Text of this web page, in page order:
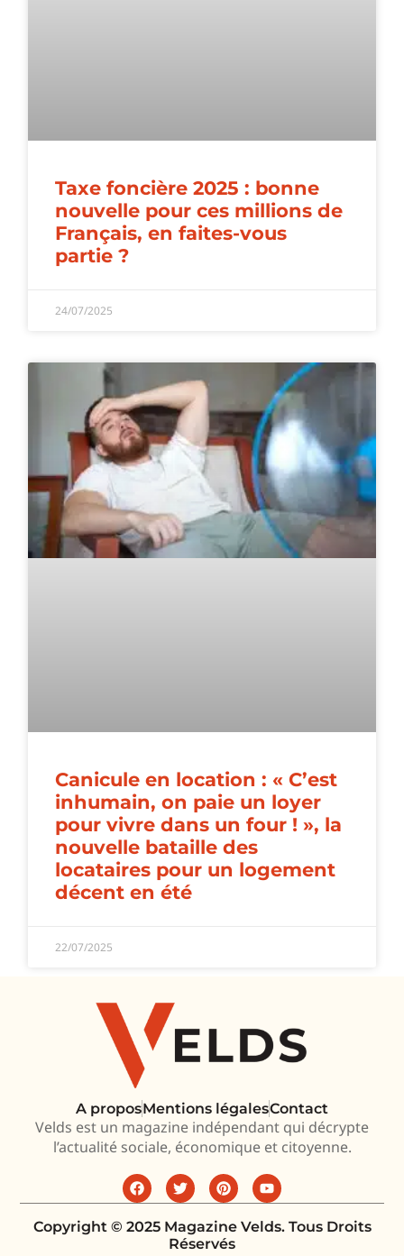
Taxe foncière 2025 : bonne
nouvelle pour ces millions de
Français, en faites-vous
partie ?
24/07/2025
Canicule en location : « C’est
inhumain, on paie un loyer
pour vivre dans un four ! », la
nouvelle bataille des
locataires pour un logement
décent en été
22/07/2025
A proposMentions légalesContact
Velds est un magazine indépendant qui décrypte
l’actualité sociale, économique et citoyenne.
Copyright © 2025 Magazine Velds. Tous Droits
Réservés